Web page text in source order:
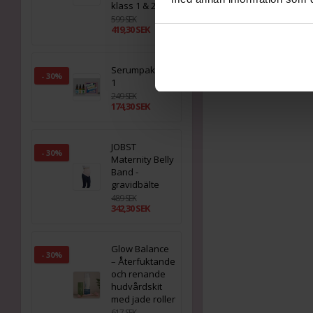
klass 1 & 2
599 SEK
419,30 SEK
- 30%
Serumpaket 3 i
1
249 SEK
174,30 SEK
- 30%
JOBST
Maternity Belly
Band -
gravidbälte
489 SEK
342,30 SEK
- 30%
Glow Balance
– Återfuktande
och renande
hudvårdskit
med jade roller